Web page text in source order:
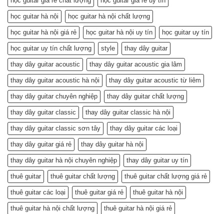
học guitar hà nội học guitar hà nội chất lượng
học guitar hà nội giá rẻ học guitar hà nội uy tín học guitar uy tín
học guitar uy tín chất lượng style thay dây guitar
thay dây guitar acoustic thay dây guitar acoustic gia lâm
thay dây guitar acoustic hà nội thay dây guitar acoustic từ liêm
thay dây guitar chuyên nghiệp thay dây guitar chất lượng
thay dây guitar classic thay dây guitar classic hà nội
thay dây guitar classic sơn tây thay dây guitar các loại
thay dây guitar giá rẻ thay dây guitar hà nội
thay dây guitar hà nội chuyên nghiệp thay dây guitar uy tín
thuê guitar thuê guitar chất lượng thuê guitar chất lượng giá rẻ
thuê guitar các loại thuê guitar giá rẻ thuê guitar hà nội
thuê guitar hà nội chất lượng thuê guitar hà nội giá rẻ